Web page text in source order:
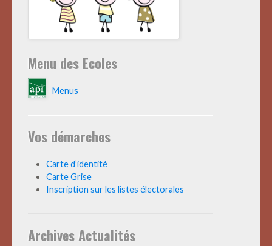
Menu des Ecoles
Menus
Vos démarches
Carte d’identité
Carte Grise
Inscription sur les listes électorales
Archives Actualités